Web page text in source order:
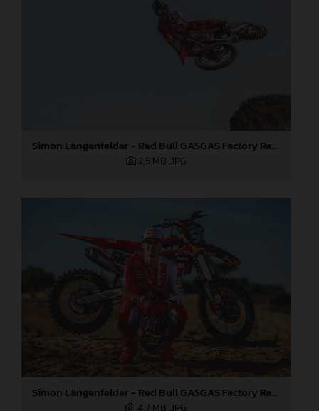
Simon Längenfelder - Red Bull GASGAS Factory Racing 2024
2,5 MB .JPG
Simon Längenfelder - Red Bull GASGAS Factory Racing 2024
4,7 MB .JPG